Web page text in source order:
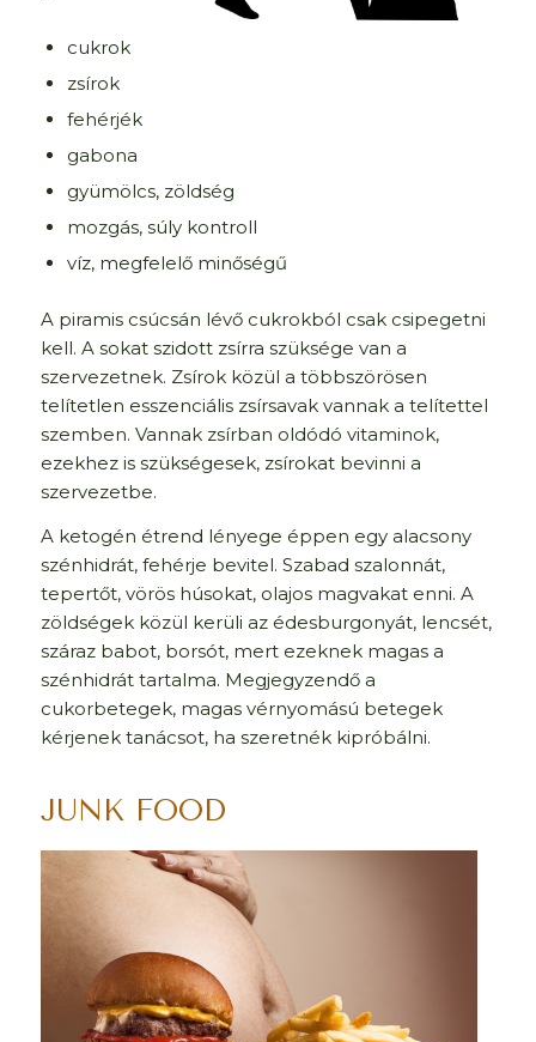
cukrok
zsírok
fehérjék
gabona
gyümölcs, zöldség
mozgás, súly kontroll
víz, megfelelő minőségű
A piramis csúcsán lévő cukrokból csak csipegetni
kell. A sokat szidott zsírra szüksége van a
szervezetnek. Zsírok közül a többszörösen
telítetlen esszenciális zsírsavak vannak a telítettel
szemben. Vannak zsírban oldódó vitaminok,
ezekhez is szükségesek, zsírokat bevinni a
szervezetbe.
A ketogén étrend lényege éppen egy alacsony
szénhidrát, fehérje bevitel. Szabad szalonnát,
tepertőt, vörös húsokat, olajos magvakat enni. A
zöldségek közül kerüli az édesburgonyát, lencsét,
száraz babot, borsót, mert ezeknek magas a
szénhidrát tartalma. Megjegyzendő a
cukorbetegek, magas vérnyomású betegek
kérjenek tanácsot, ha szeretnék kipróbálni.
JUNK FOOD